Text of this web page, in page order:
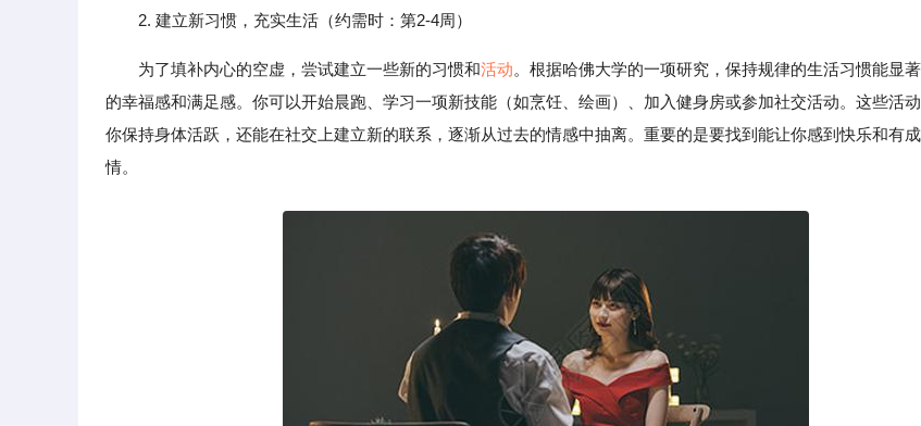
2. 建立新习惯，充实生活（约需时：第2-4周）
为了填补内心的空虚，尝试建立一些新的习惯和活动。根据哈佛大学的一项研究，保持规律的生活习惯能显
的幸福感和满足感。你可以开始晨跑、学习一项新技能（如烹饪、绘画）、加入健身房或参加社交活动。这些活
你保持身体活跃，还能在社交上建立新的联系，逐渐从过去的情感中抽离。重要的是要找到能让你感到快乐和有
情。